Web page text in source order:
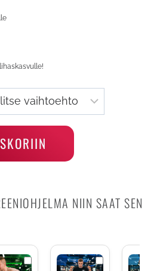
NIIN SAAT SEN
Hybridi
Voimakas